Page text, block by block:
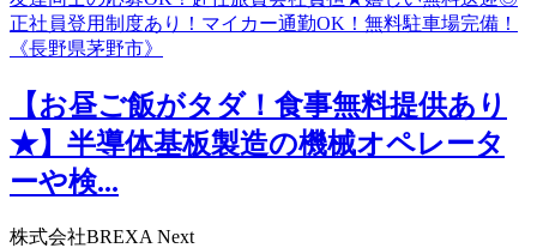
【お昼ご飯がタダ！食事無料提供あり
★】半導体基板製造の機械オペレータ
ーや検...
株式会社BREXA Next